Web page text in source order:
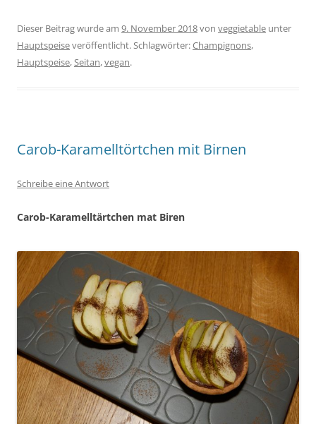
Dieser Beitrag wurde am 9. November 2018von veggietable unter
Hauptspeiseveröffentlicht. Schlagwörter:Champignons,
Hauptspeise,Seitan,vegan.
Carob-Karamelltörtchen mit Birnen
Schreibe eine Antwort
Carob-Karamelltärtchen mat Biren